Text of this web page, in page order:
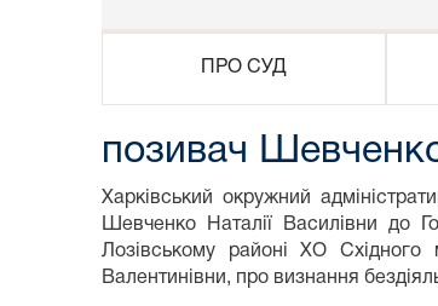
ПРО СУД
позивач
Харківський окружний
Шевченко Наталії Василівни до
Лозівському районі ХО
Валентинівни, про визнання